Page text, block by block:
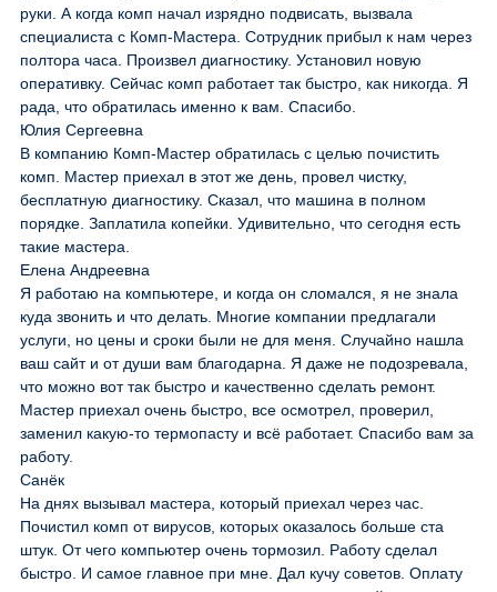
руки. А когда комп начал изрядно подвисать, вызвала
специалиста с Комп-Мастера. Сотрудник прибыл к нам через
полтора часа. Произвел диагностику. Установил новую
оперативку. Сейчас комп работает так быстро, как никогда. Я
рада, что обратилась именно к вам. Спасибо.
Юлия Сергеевна
В компанию Комп-Мастер обратилась с целью почистить
комп. Мастер приехал в этот же день, провел чистку,
бесплатную диагностику. Сказал, что машина в полном
порядке. Заплатила копейки. Удивительно, что сегодня есть
такие мастера.
Елена Андреевна
Я работаю на компьютере, и когда он сломался, я не знала
куда звонить и что делать. Многие компании предлагали
услуги, но цены и сроки были не для меня. Случайно нашла
ваш сайт и от души вам благодарна. Я даже не подозревала,
что можно вот так быстро и качественно сделать ремонт.
Мастер приехал очень быстро, все осмотрел, проверил,
заменил какую-то термопасту и всё работает. Спасибо вам за
работу.
Санёк
На днях вызывал мастера, который приехал через час.
Почистил комп от вирусов, которых оказалось больше ста
штук. От чего компьютер очень тормозил. Работу сделал
быстро. И самое главное при мне. Дал кучу советов. Оплату